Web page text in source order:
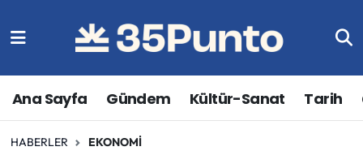
Ana Sayfa Gündem Kültür-Sanat Tarih
HABERLER EKONOMI